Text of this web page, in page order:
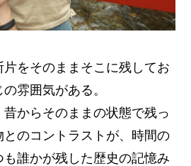
をそのままそこに残してお
雰囲気がある。
からそのままの状態で残っ
のコントラストが、時間の
誰かが残した歴史の記憶み